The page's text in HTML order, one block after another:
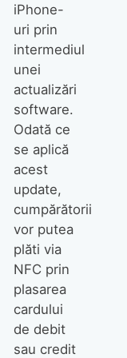
iPhone-
uri prin
intermediul
unei
actualizări
software.
Odată ce
se aplică
acest
update,
cumpărătorii
vor putea
plăti via
NFC prin
plasarea
cardului
de debit
sau credit